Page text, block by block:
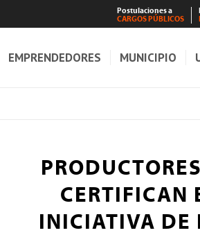
Postulaciones a
CARGOS PÚBLICOS
EMPRENDEDORES MUNICIPIO
CERTIFICAN
INICIATIVA DE